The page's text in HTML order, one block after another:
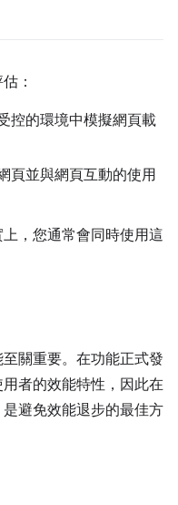
：
控的環境中模擬網頁載
頁並與網頁互動的使用
，您通常會同時使用這
關重要。在功能正式發
者的效能特性，因此在
避免效能退步的最佳方